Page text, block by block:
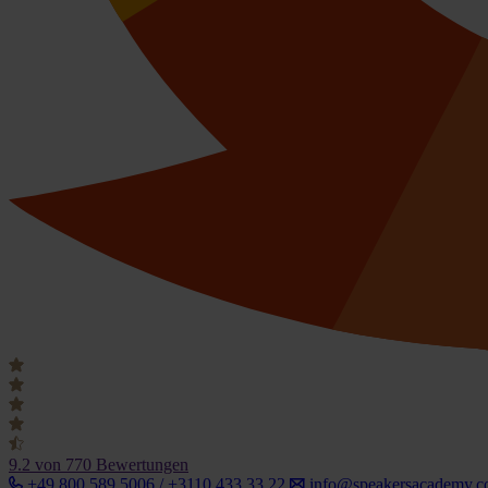
9.2 von 770 Bewertungen
+49 800 589 5006 / +3110 433 33 22